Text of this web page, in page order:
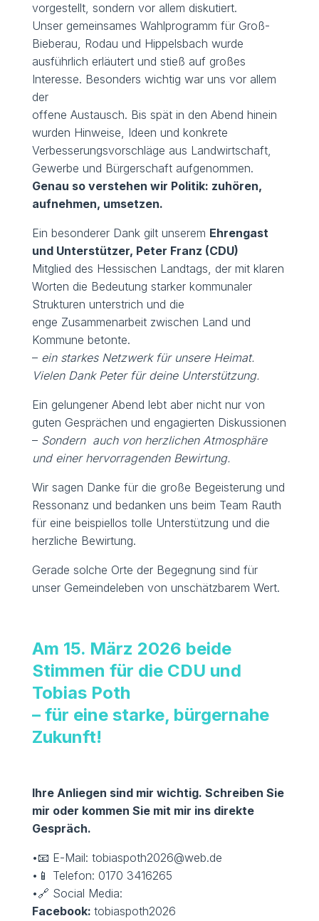
vorgestellt, sondern vor allem diskutiert.
Unser gemeinsames Wahlprogramm für Groß-
Bieberau, Rodau und Hippelsbach wurde
ausführlich erläutert und stieß auf großes
Interesse. Besonders wichtig war uns vor allem
der
offene Austausch. Bis spät in den Abend hinein
wurden Hinweise, Ideen und konkrete
Verbesserungsvorschläge aus Landwirtschaft,
Gewerbe und Bürgerschaft aufgenommen.
Genau so verstehen wir Politik: zuhören,
aufnehmen, umsetzen.
Ein besonderer Dank gilt unserem Ehrengast
und Unterstützer, Peter Franz (CDU)
Mitglied des Hessischen Landtags, der mit klaren
Worten die Bedeutung starker kommunaler
Strukturen unterstrich und die
enge Zusammenarbeit zwischen Land und
Kommune betonte.
– ein starkes Netzwerk für unsere Heimat.
Vielen Dank Peter für deine Unterstützung.
Ein gelungener Abend lebt aber nicht nur von
guten Gesprächen und engagierten Diskussionen
– Sondern auch von herzlichen Atmosphäre
und einer hervorragenden Bewirtung.
Wir sagen Danke für die große Begeisterung und
Ressonanz und bedanken uns beim Team Rauth
für eine beispiellos tolle Unterstützung und die
herzliche Bewirtung.
Gerade solche Orte der Begegnung sind für
unser Gemeindeleben von unschätzbarem Wert.
Am 15. März 2026 beide
Stimmen für die CDU und
Tobias Poth
– für eine starke, bürgernahe
Zukunft!
Ihre Anliegen sind mir wichtig. Schreiben Sie
mir oder kommen Sie mit mir ins direkte
Gespräch.
•📧 E-Mail: tobiaspoth2026@web.de
•📱 Telefon: 0170 3416265
•🔗 Social Media:
Facebook: tobiaspoth2026